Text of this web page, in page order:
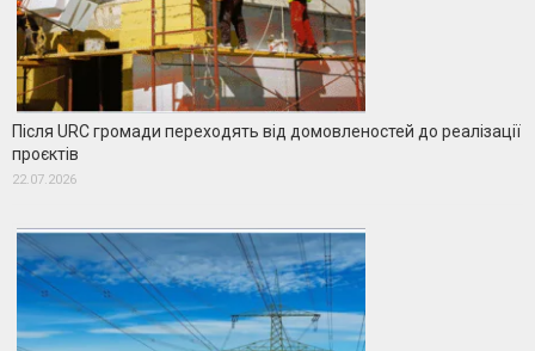
Після URC громади переходять від домовленостей до реалізації
проєктів
22.07.2026